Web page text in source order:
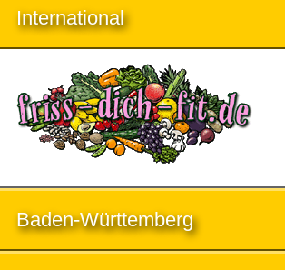
International
Baden-Württemberg